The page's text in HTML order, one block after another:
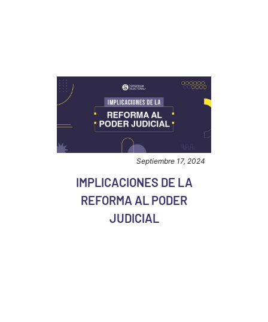
Septiembre 17, 2024
IMPLICACIONES DE LA
REFORMA AL PODER
JUDICIAL